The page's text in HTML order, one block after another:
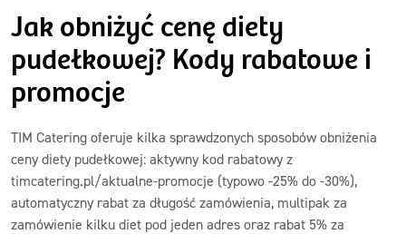
Jak obniżyć cenę diety
pudełkowej? Kody rabatowe i
promocje
TIM Catering oferuje kilka sprawdzonych sposobów obniżenia
ceny diety pudełkowej: aktywny kod rabatowy z
timcatering.pl/aktualne-promocje (typowo -25% do -30%),
automatyczny rabat za długość zamówienia, multipak za
zamówienie kilku diet pod jeden adres oraz rabat 5% za